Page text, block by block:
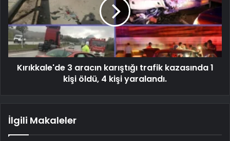
Kırıkkale'de 3 aracın karıştığı trafik kazasında 1
kişi öldü, 4 kişi yaralandı.
İlgili Makaleler